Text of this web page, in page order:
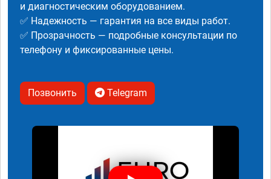
и диагностическим оборудованием.
✅ Надежность — гарантия на все виды работ.
✅ Прозрачность — подробные консультации по
телефону и фиксированные цены.
Позвонить Telegram